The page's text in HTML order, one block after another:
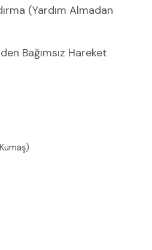
(Yardım Almadan
Bağımsız Hareket